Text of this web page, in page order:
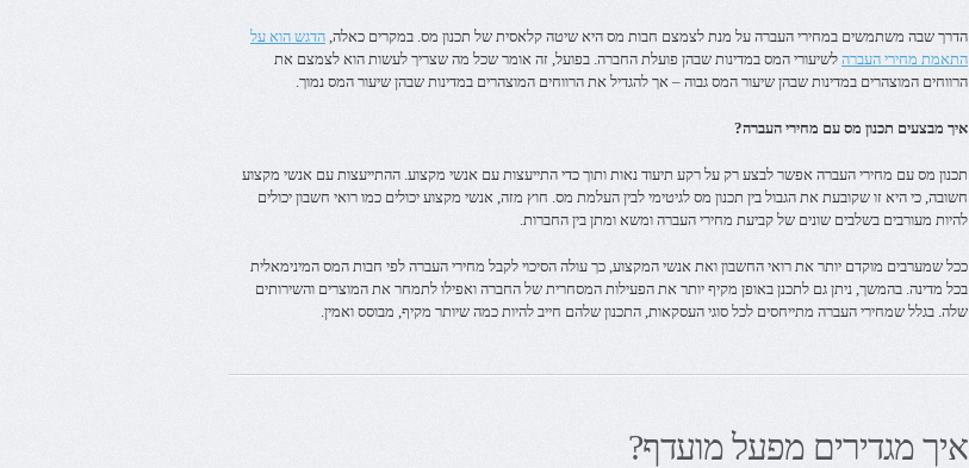
הדרך שבה משתמשים במחירי העברה על מנת לצמצם חבות מס היא שיטה קלאסית של תכנון מס. במקרים כאלה, הדגש הוא על
התאמת מחירי העברה לשיעורי המס במדינות שבהן פועלת החברה. בפועל, זה אומר שכל מה שצריך לעשות הוא לצמצם את
הרווחים המוצהרים במדינות שבהן שיעור המס גבוה – אך להגדיל את הרווחים המוצהרים במדינות שבהן שיעור המס נמוך.
איך מבצעים תכנון מס עם מחירי העברה?
תכנון מס עם מחירי העברה אפשר לבצע רק על רקע תיעוד נאות ותוך כדי התייעצות עם אנשי מקצוע. ההתייעצות עם אנשי מקצוע
חשובה, כי היא זו שקובעת את הגבול בין תכנון מס לגיטימי לבין העלמת מס. חוץ מזה, אנשי מקצוע יכולים כמו רואי חשבון יכולים
להיות מעורבים בשלבים שונים של קביעת מחירי העברה ומשא ומתן בין החברות.
ככל שמערבים מוקדם יותר את רואי החשבון ואת אנשי המקצוע, כך עולה הסיכוי לקבל מחירי העברה לפי חבות המס המינימאלית
בכל מדינה. בהמשך, ניתן גם לתכנן באופן מקיף יותר את הפעילות המסחרית של החברה ואפילו לתמחר את המוצרים והשירותים
שלה. בגלל שמחירי העברה מתייחסים לכל סוגי העסקאות, התכנון שלהם חייב להיות כמה שיותר מקיף, מבוסס ואמין.
איך מגדירים מפעל מועדף?